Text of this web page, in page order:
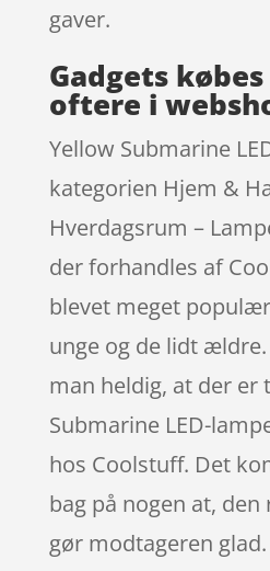
gaver.
Gadgets
oftere i
Yellow Submarine
kategorien Hjem &
Hverdagsrum –
der forhandles af
blevet meget
unge og de lidt
man heldig, at der er
Submarine LED-
hos Coolstuff. Det
bag på nogen at, den
gør modtageren